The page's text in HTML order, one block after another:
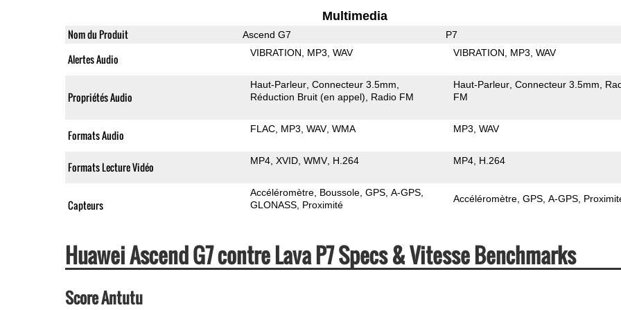
Multimedia
Nom du Produit Ascend G7 P7
Alertes Audio VIBRATION MP3 WAV VIBRATION MP3 WAV
Propriétés Audio
Haut-Parleur Connecteur 3.5mm
Réduction Bruit (en appel)
Radio FM
Haut-Parleur Connecteur 3.5mm
FM
Formats Audio FLAC MP3 WAV WMA MP3 WAV
Formats Lecture Vidéo MP4 XVID WMV H.264 MP4 H.264
Capteurs
Accéléromètre Boussole GPS A-GPS
GLONASS Proximité
Accéléromètre GPS A-GPS
Huawei Ascend G7 contre Lava P7 Specs & Vitesse Benchmarks
Score Antutu